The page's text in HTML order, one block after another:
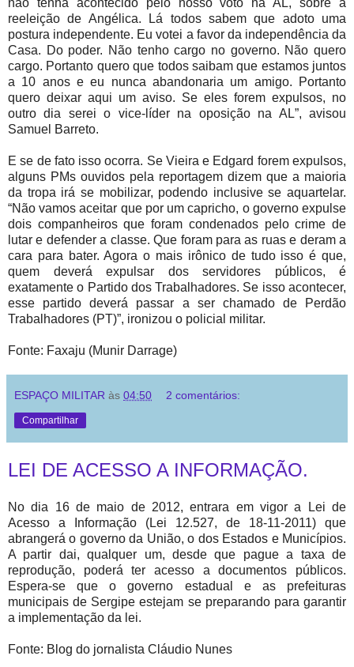
reeleição de Angélica. Lá todos sabem que adoto uma
postura independente. Eu votei a favor da independência da
Casa. Do poder. Não tenho cargo no governo. Não quero
cargo. Portanto quero que todos saibam que estamos juntos
a 10 anos e eu nunca abandonaria um amigo. Portanto
quero deixar aqui um aviso. Se eles forem expulsos, no
outro dia serei o vice-líder na oposição na AL”, avisou
Samuel Barreto.
E se de fato isso ocorra. Se Vieira e Edgard forem expulsos,
alguns PMs ouvidos pela reportagem dizem que a maioria
da tropa irá se mobilizar, podendo inclusive se aquartelar.
“Não vamos aceitar que por um capricho, o governo expulse
dois companheiros que foram condenados pelo crime de
lutar e defender a classe. Que foram para as ruas e deram a
cara para bater. Agora o mais irônico de tudo isso é que,
quem deverá expulsar dos servidores públicos, é
exatamente o Partido dos Trabalhadores. Se isso acontecer,
esse partido deverá passar a ser chamado de Perdão
Trabalhadores (PT)”, ironizou o policial militar.
Fonte: Faxaju (Munir Darrage)
ESPAÇO MILITAR às 04:50 2 comentários:
Compartilhar
LEI DE ACESSO A INFORMAÇÃO.
No dia 16 de maio de 2012, entrara em vigor a Lei de
Acesso a Informação (Lei 12.527, de 18-11-2011) que
abrangerá o governo da União, o dos Estados e Municípios.
A partir dai, qualquer um, desde que pague a taxa de
reprodução, poderá ter acesso a documentos públicos.
Espera-se que o governo estadual e as prefeituras
municipais de Sergipe estejam se preparando para garantir
a implementação da lei.
Fonte: Blog do jornalista Cláudio Nunes